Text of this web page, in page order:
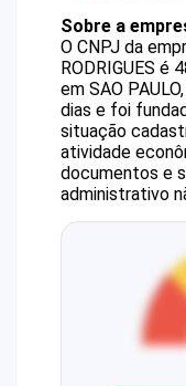
Sobre a
O CNPJ da
RODRIGUES é
em SAO
dias e foi
situação
atividade
documentos e
administrativo